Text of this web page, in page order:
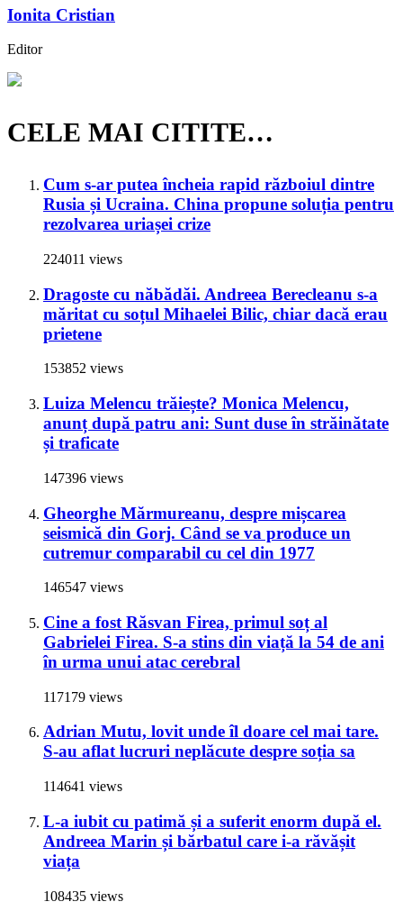
Ionita Cristian
Editor
CELE MAI CITITE…
Cum s-ar putea încheia rapid războiul dintre
Rusia și Ucraina. China propune soluția pentru
rezolvarea uriașei crize
224011 views
Dragoste cu năbădăi. Andreea Berecleanu s-a
măritat cu soțul Mihaelei Bilic, chiar dacă erau
prietene
153852 views
Luiza Melencu trăiește? Monica Melencu,
anunț după patru ani: Sunt duse în străinătate
și traficate
147396 views
Gheorghe Mărmureanu, despre mișcarea
seismică din Gorj. Când se va produce un
cutremur comparabil cu cel din 1977
146547 views
Cine a fost Răsvan Firea, primul soț al
Gabrielei Firea. S-a stins din viață la 54 de ani
în urma unui atac cerebral
117179 views
Adrian Mutu, lovit unde îl doare cel mai tare.
S-au aflat lucruri neplăcute despre soția sa
114641 views
L-a iubit cu patimă și a suferit enorm după el.
Andreea Marin și bărbatul care i-a răvășit
viața
108435 views